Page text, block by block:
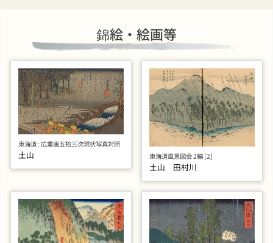
錦絵・絵画等
東海道 : 広重画五拾三次現状写真対照
土山 東海道風景図会 2編 [2]
土山 田村川